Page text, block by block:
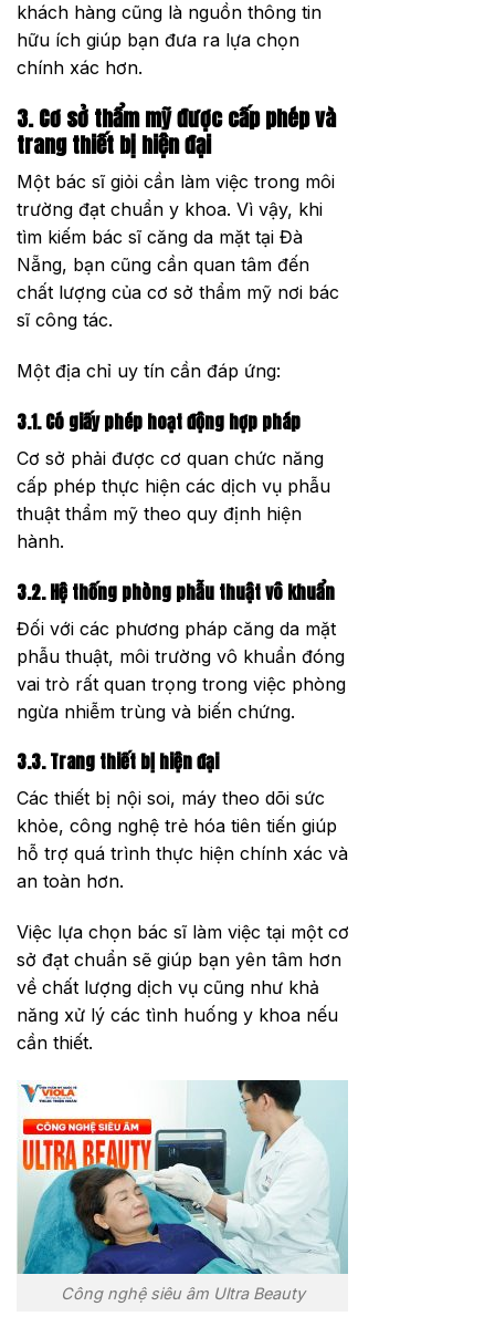
khách hàng cũng là nguồn thông tin
hữu ích giúp bạn đưa ra lựa chọn
chính xác hơn.
3. Cơ sở thẩm mỹ được cấp phép và
trang thiết bị hiện đại
Một bác sĩ giỏi cần làm việc trong môi
trường đạt chuẩn y khoa. Vì vậy, khi
tìm kiếm bác sĩ căng da mặt tại Đà
Nẵng, bạn cũng cần quan tâm đến
chất lượng của cơ sở thẩm mỹ nơi bác
sĩ công tác.
Một địa chỉ uy tín cần đáp ứng:
3.1. Có giấy phép hoạt động hợp pháp
Cơ sở phải được cơ quan chức năng
cấp phép thực hiện các dịch vụ phẫu
thuật thẩm mỹ theo quy định hiện
hành.
3.2. Hệ thống phòng phẫu thuật vô khuẩn
Đối với các phương pháp căng da mặt
phẫu thuật, môi trường vô khuẩn đóng
vai trò rất quan trọng trong việc phòng
ngừa nhiễm trùng và biến chứng.
3.3. Trang thiết bị hiện đại
Các thiết bị nội soi, máy theo dõi sức
khỏe, công nghệ trẻ hóa tiên tiến giúp
hỗ trợ quá trình thực hiện chính xác và
an toàn hơn.
Việc lựa chọn bác sĩ làm việc tại một cơ
sở đạt chuẩn sẽ giúp bạn yên tâm hơn
về chất lượng dịch vụ cũng như khả
năng xử lý các tình huống y khoa nếu
cần thiết.
Công nghệ siêu âm Ultra Beauty